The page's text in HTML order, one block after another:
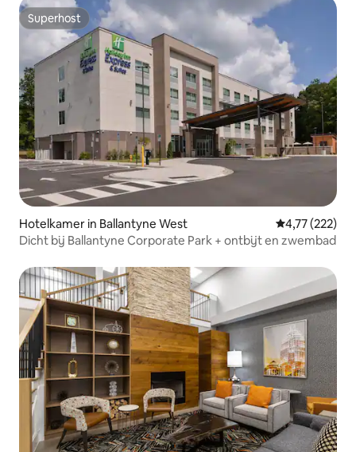
Superhost
Superhost
Hotelkamer in Ballantyne West Gemiddelde
4,77 (222)
Dicht bij Ballantyne Corporate Park + ontbijt en zwembad